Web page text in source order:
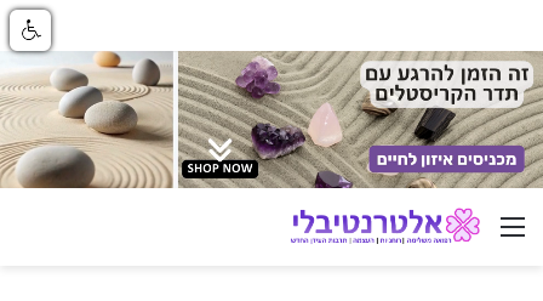
ניווט באתר